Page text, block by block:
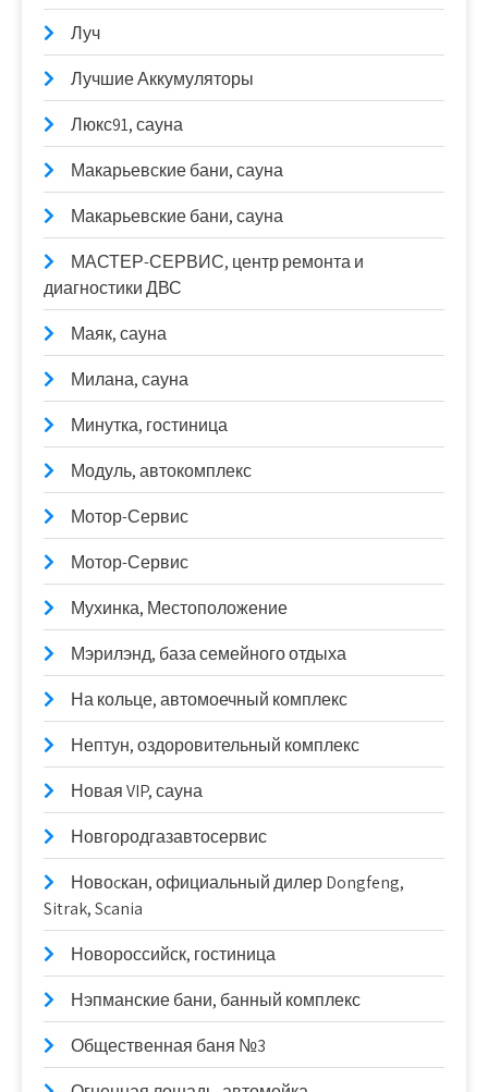
Луч
Лучшие Аккумуляторы
Люкс91, сауна
Макарьевские бани, сауна
Макарьевские бани, сауна
МАСТЕР-СЕРВИС, центр ремонта и
диагностики ДВС
Маяк, сауна
Милана, сауна
Минутка, гостиница
Модуль, автокомплекс
Мотор-Сервис
Мотор-Сервис
Мухинка, Местоположение
Мэрилэнд, база семейного отдыха
На кольце, автомоечный комплекс
Нептун, оздоровительный комплекс
Новая VIP, сауна
Новгородгазавтосервис
Новоcкан, официальный дилер Dongfeng,
Sitrak, Scania
Новороссийск, гостиница
Нэпманские бани, банный комплекс
Общественная баня №3